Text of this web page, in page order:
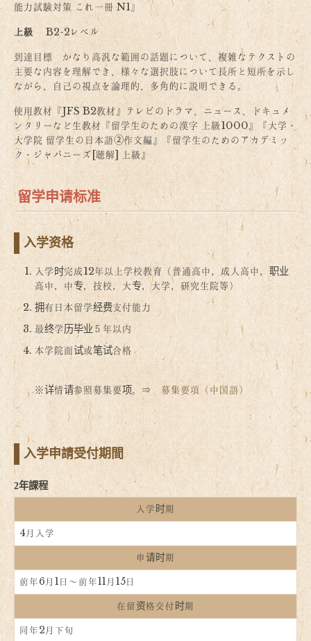
能力試験対策 これ一冊 N1』
上級B2-2レベル
到達目標 かなり高汎な範囲の話題について、複雑なテクストの
主要な内容を理解でき、様々な選択肢について長所と短所を示し
ながら、自己の視点を論理的、多角的に説明できる。
使用教材『JFS B2教材』テレビのドラマ、ニュース、ドキュメ
ンタリーなど生教材『留学生のための漢字 上級1000』『大学・
大学院 留学生の日本語➁作文編』『留学生のためのアカデミッ
ク・ジャパニーズ[聴解] 上級』
留学申请标准
入学资格
入学时完成12年以上学校教育（普通高中，成人高中，职业
高中，中专，技校，大专，大学，研究生院等）
拥有日本留学经费支付能力
最终学历毕业５年以内
本学院面试或笔试合格
※详情请参照募集要项。⇒募集要項（中国語）
入学申請受付期間
2年課程
入学时期
4月入学
申请时期
前年6月1日～前年11月15日
在留资格交付时期
同年2月下旬